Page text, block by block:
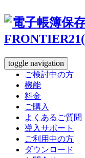
toggle navigation
ご検討中の方
機能
料金
ご購入
よくあるご質問
導入サポート
ご利用中の方
ダウンロード